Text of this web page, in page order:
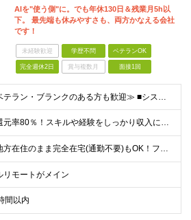
AIを"使う側"に。でも年休130日＆残業月5h以
下。 最先端も休みやすさも、両方かなえる会社
です！
未経験歓迎 学歴不問 ベテランOK
完全週休2日 賞与複数月 面接1回
≪ベテラン・ブランクのある方も歓迎≫ ■システム開発の実務経験をお持ちの方（言語・工程・年数不問） ■学歴不問 ≪こんな方はぜひご応募ください≫ □AIを武器に、市場価値を高めたい □AIツールを実
≪還元率80％！スキルや経験をしっかり収入に反映します≫ 年俸530万円以上＋業績賞与 ※スキル・経験を考慮の上、優遇いたします ※上記年俸を12分割し、月1回支給します ※上記年俸には固定残業代月
≪地方在住のまま完全在宅(通勤不要)もOK！フルリモート7割、ハイブリッド2割！≫ ご自宅でのリモートワーク、または東京都、神奈川、埼玉、千葉を中心とするお客様先での勤務 ■本社アクセス 東京都豊島
リモートがメイン
間以内